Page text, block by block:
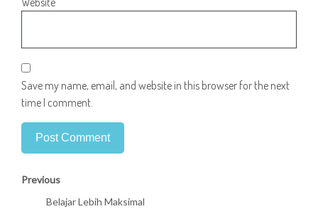
Save my name, email, and website in this browser for the next
time I comment.
Previous
Belajar Lebih Maksimal